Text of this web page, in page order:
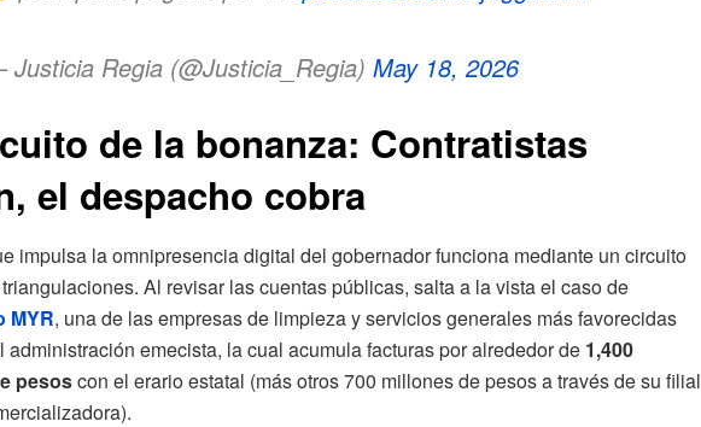
Regia (@Justicia_Regia) May 18, 2026
de la bonanza: Contratistas
el despacho cobra
impulsa la omnipresencia digital del gobernador funciona mediante un circuito
Al revisar las cuentas públicas, salta a la vista el caso de
MYR, una de las empresas de limpieza y servicios generales más favorecidas
administración emecista, la cual acumula facturas por alrededor de 1,400
pesoscon el erario estatal (más otros 700 millones de pesos a través de su filial